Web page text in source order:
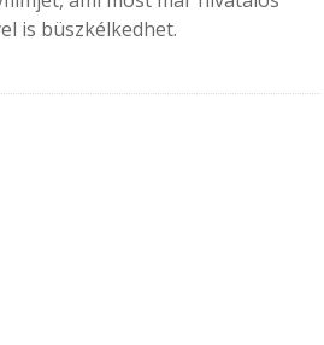
is büszkélkedhet.